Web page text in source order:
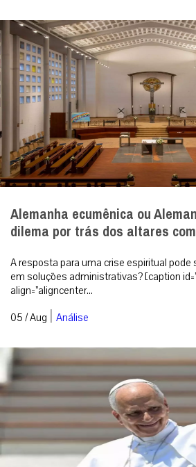
Alemanha ecumênica ou
dilema por trás dos altares
A resposta para uma crise espiritual pode
em soluções administrativas? [caption
align=”aligncenter...
05 / Aug | Análise